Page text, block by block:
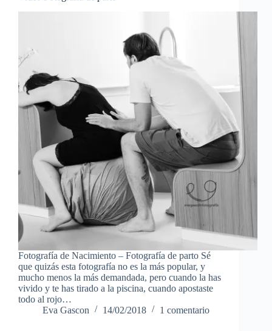
Fotografía de Nacimiento – Fotografía de parto Sé
que quizás esta fotografía no es la más popular, y
mucho menos la más demandada, pero cuando la has
vivido y te has tirado a la piscina, cuando apostaste
todo al rojo…
Eva Gascon
14/02/2018 1 comentario